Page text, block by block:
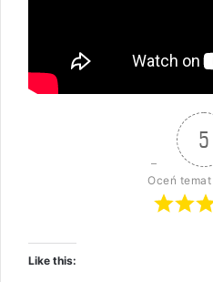
5
Oceń temat
Like this: